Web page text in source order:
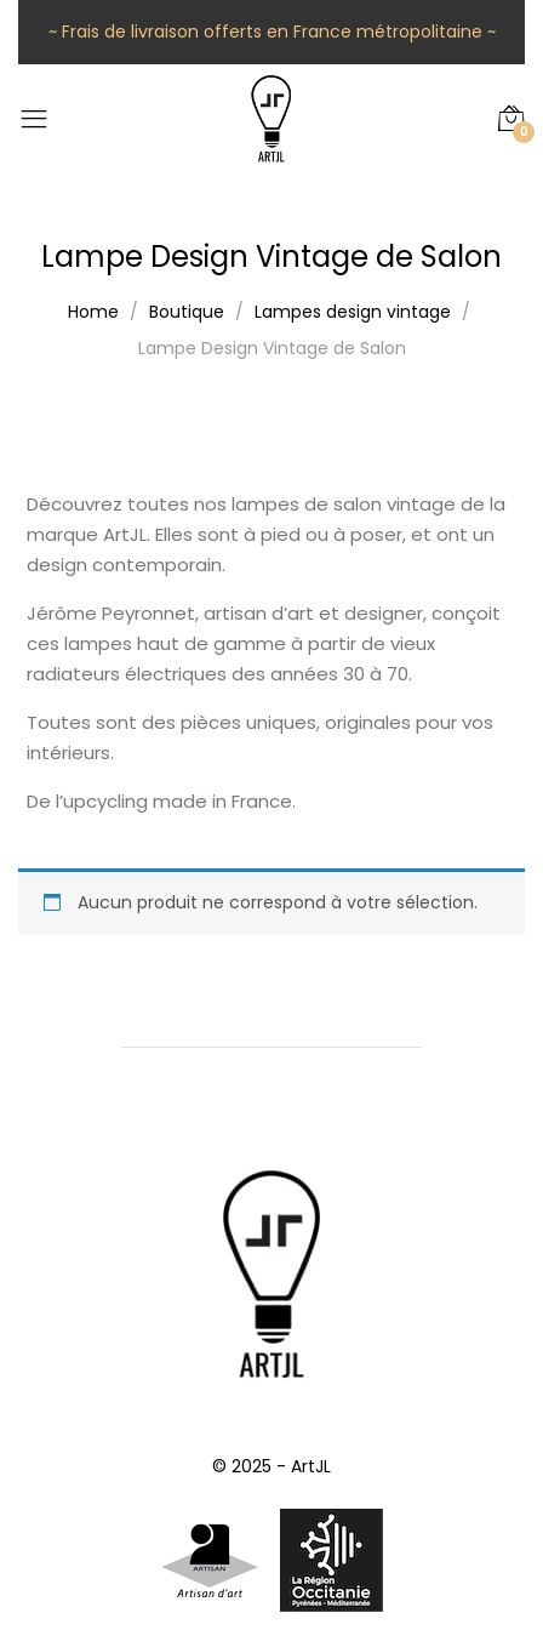
~ Frais de livraison offerts en France métropolitaine ~
0
Lampe Design Vintage de Salon
Home Boutique
Lampes design vintage
Lampe Design Vintage de Salon
Découvrez toutes nos lampes de salon vintage de la
marque ArtJL. Elles sont à pied ou à poser, et ont un
design contemporain.
Jérôme Peyronnet, artisan d’art et designer, conçoit
ces lampes haut de gamme à partir de vieux
radiateurs électriques des années 30 à 70.
Toutes sont des pièces uniques, originales pour vos
intérieurs.
De l’upcycling made in France.
Aucun produit ne correspond à votre sélection.
© 2025 - ArtJL